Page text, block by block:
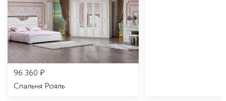
96 360 ₽
Спальня Рояль